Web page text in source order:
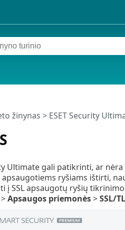
žinynas > ESET Security
Ultimate gali patikrinti, ar
apsaugotiems ryšiams ištirti,
į SSL apsaugotų ryšių
>Apsaugos priemonės>SSL/